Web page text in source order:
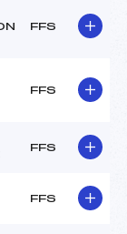
FFS
FFS
FFS
FFS